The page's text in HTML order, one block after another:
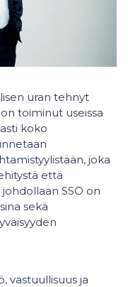
uran tehnyt
toiminut useissa
koko
joka
että
SSO on
sekä
vastuullisuus ja